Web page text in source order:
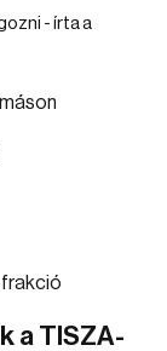
- írta a
a TISZA-